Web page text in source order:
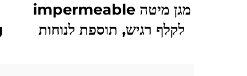
מגן מיטה impermeable
לקלף רגיש, תוספת לנוחות